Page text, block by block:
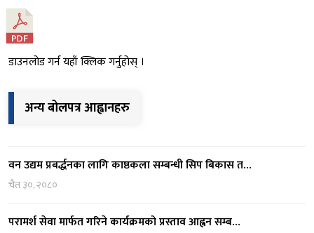
डाउनलोड गर्न यहाँ क्लिक गर्नुहोस् ।
अन्य बोलपत्र आह्वानहरु
वन उद्यम प्रबर्द्धनका लागि काष्ठकला सम्बन्धी सिप बिकास त…
चैत ३०, २०८०
परामर्श सेवा मार्फत गरिने कार्यक्रमको प्रस्ताव आह्वन सम्ब…